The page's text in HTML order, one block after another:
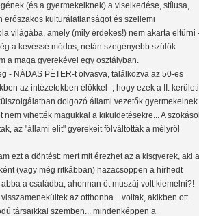
(és a gyermekeiknek) a viselkedése, stílusa,
erőszakos kulturálatlanságot és szellemi
világába, amely (mily érdekes!) nem akarta eltűrni
a kevéssé módos, netán szegényebb szülők
a maga gyerekével egy osztályban.
- NÁDAS PÉTER-t olvasva, találkozva az 50-es
az intézetekben élőkkel -, hogy ezek a II. kerületi
dolgozó állami vezetők gyermekeinek
nem vihették magukkal a kiküldetésekre... A
az "állami elit" gyerekeit fölváltották a mélyről
ezt a döntést: mert mit érezhet az a kisgyerek, aki a
(vagy még ritkábban) hazacsöppen a hírhedt
a családba, ahonnan őt muszáj volt kiemelni?!
az otthonba... voltak, akikben ott
társaikkal szemben... mindenképpen a